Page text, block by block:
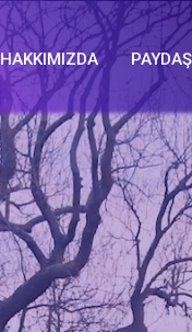
HAKKIMIZDA